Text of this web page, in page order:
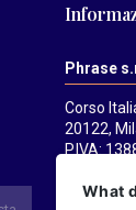
Phrase
Corso
20122,
P.IVA:
What